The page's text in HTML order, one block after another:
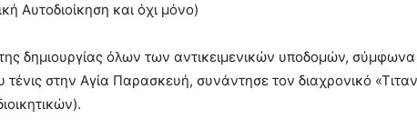
Αυτοδιοίκηση και όχι μόνο)
δημιουργίας όλων των αντικειμενικών υποδομών,
στην Αγία Παρασκευή, συνάντησε τον διαχρονικό